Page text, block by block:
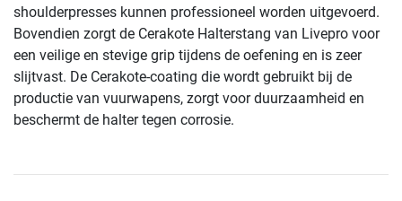
shoulderpresses kunnen professioneel worden uitgevoerd.
Bovendien zorgt de Cerakote Halterstang van Livepro voor
een veilige en stevige grip tijdens de oefening en is zeer
slijtvast. De Cerakote-coating die wordt gebruikt bij de
productie van vuurwapens, zorgt voor duurzaamheid en
beschermt de halter tegen corrosie.